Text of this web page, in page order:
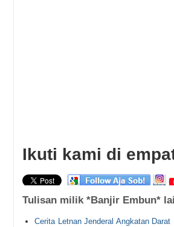
Ikuti kami di
Tulisan milik *Banjir Embun*
Cerita Letnan Jenderal Angkatan Darat